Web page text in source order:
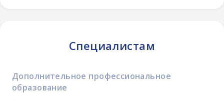
Специалистам
Дополнительное профессиональное
образование